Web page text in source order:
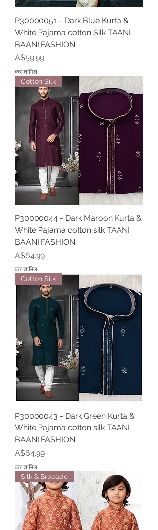
P30000051 - Dark Blue Kurta &
White Pajama cotton Silk TAANI
BAANI FASHION
मूल्य
A$59.99
कर शामिल
Cotton Silk
P30000044 - Dark Maroon Kurta &
White Pajama cotton silk TAANI
BAANI FASHION
मूल्य
A$64.99
कर शामिल
Cotton Silk
P30000043 - Dark Green Kurta &
White Pajama cotton silk TAANI
BAANI FASHION
मूल्य
A$64.99
कर शामिल
Silk & Brocade